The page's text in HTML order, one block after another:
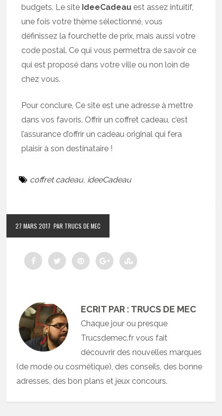
budgets. Le site IdeeCadeau est assez intuitif,
une fois votre thème sélectionné, vous
définissez la fourchette de prix, mais aussi votre
code postal. Ce qui vous permettra de savoir ce
qui est proposé dans votre ville ou non loin de
chez vous.
Pour conclure, Ce site est une adresse à mettre
dans vos favoris. Offrir un coffret cadeau, c’est
l’assurance d’offrir un cadeau original qui fera
plaisir à son destinataire !
coffret cadeau, ideeCadeau
27 MARS 2017 PAR TRUCS DE MEC
ECRIT PAR : TRUCS DE MEC
Chaque jour ou presque
Trucsdemec.fr vous fait
découvrir des nouvelles marques
(de mode ou cosmétique), des conseils, des bonne
adresses, des bon plans et jeux concours.